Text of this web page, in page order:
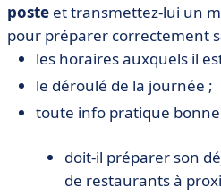
poste et transmettez-lui un
pour préparer correctement
les horaires auxquels il
le déroulé de la journée ;
toute info pratique
doit-il préparer son
de restaurants à